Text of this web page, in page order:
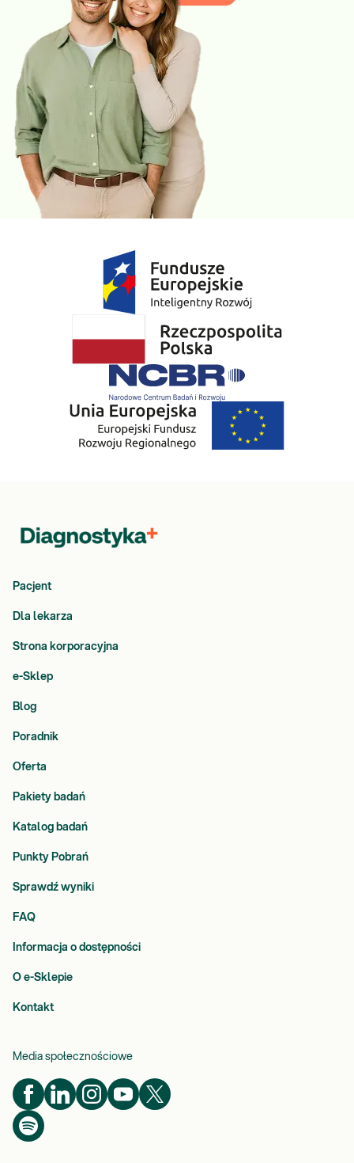
Pacjent
Dla lekarza
Strona korporacyjna
e-Sklep
Blog
Poradnik
Oferta
Pakiety badań
Katalog badań
Punkty Pobrań
Sprawdź wyniki
FAQ
Informacja o dostępności
O e-Sklepie
Kontakt
Media społecznościowe